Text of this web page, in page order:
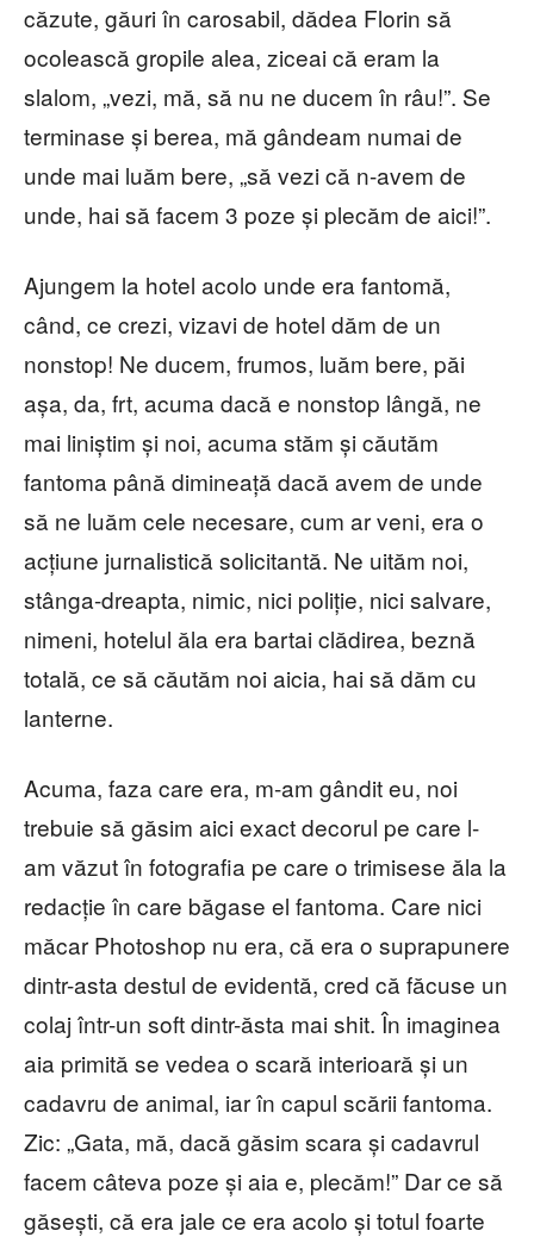
căzute, găuri în carosabil, dădea Florin să
ocolească gropile alea, ziceai că eram la
slalom, „vezi, mă, să nu ne ducem în râu!”. Se
terminase și berea, mă gândeam numai de
unde mai luăm bere, „să vezi că n-avem de
unde, hai să facem 3 poze și plecăm de aici!”.
Ajungem la hotel acolo unde era fantomă,
când, ce crezi, vizavi de hotel dăm de un
nonstop! Ne ducem, frumos, luăm bere, păi
așa, da, frt, acuma dacă e nonstop lângă, ne
mai liniștim și noi, acuma stăm și căutăm
fantoma până dimineață dacă avem de unde
să ne luăm cele necesare, cum ar veni, era o
acțiune jurnalistică solicitantă. Ne uităm noi,
stânga-dreapta, nimic, nici poliție, nici salvare,
nimeni, hotelul ăla era bartai clădirea, beznă
totală, ce să căutăm noi aicia, hai să dăm cu
lanterne.
Acuma, faza care era, m-am gândit eu, noi
trebuie să găsim aici exact decorul pe care l-
am văzut în fotografia pe care o trimisese ăla la
redacție în care băgase el fantoma. Care nici
măcar Photoshop nu era, că era o suprapunere
dintr-asta destul de evidentă, cred că făcuse un
colaj într-un soft dintr-ăsta mai shit. În imaginea
aia primită se vedea o scară interioară și un
cadavru de animal, iar în capul scării fantoma.
Zic: „Gata, mă, dacă găsim scara și cadavrul
facem câteva poze și aia e, plecăm!” Dar ce să
găsești, că era jale ce era acolo și totul foarte